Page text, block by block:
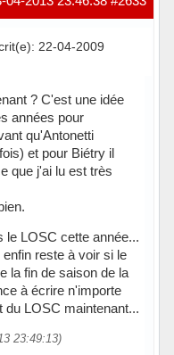
22-04-2009
? C'est une idée
années pour
qu'Antonetti
et pour Biétry il
que j'ai lu est très
le LOSC cette année...
reste à voir si le
la fin de saison de la
à écrire n'importe
du LOSC maintenant...
23:49:13)